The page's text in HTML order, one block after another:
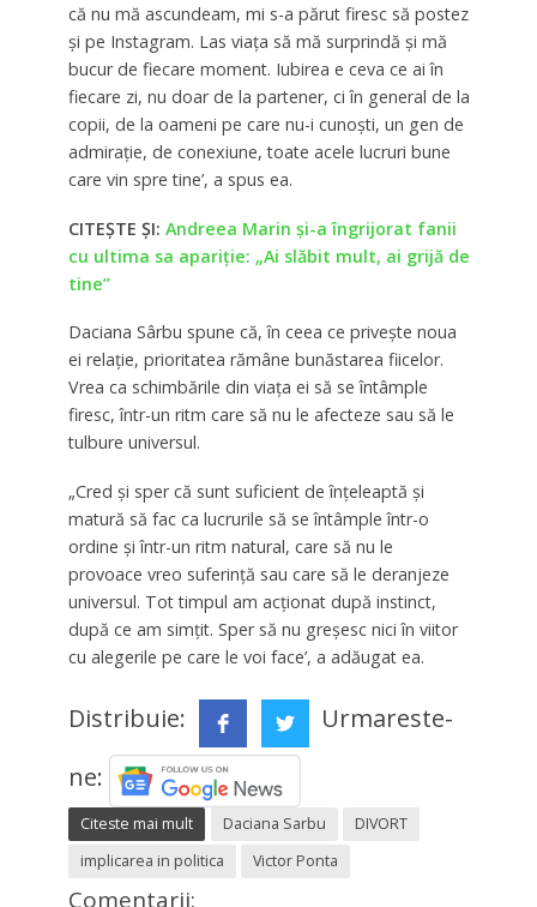
că nu mă ascundeam, mi s-a părut firesc să postez
şi pe Instagram. Las viaţa să mă surprindă şi mă
bucur de fiecare moment. Iubirea e ceva ce ai în
fiecare zi, nu doar de la partener, ci în general de la
copii, de la oameni pe care nu-i cunoşti, un gen de
admiraţie, de conexiune, toate acele lucruri bune
care vin spre tine’, a spus ea.
CITEȘTE ȘI: Andreea Marin și-a îngrijorat fanii
cu ultima sa apariție: „Ai slăbit mult, ai grijă de
tine”
Daciana Sârbu spune că, în ceea ce privește noua
ei relație, prioritatea rămâne bunăstarea fiicelor.
Vrea ca schimbările din viața ei să se întâmple
firesc, într-un ritm care să nu le afecteze sau să le
tulbure universul.
„Cred şi sper că sunt suficient de înţeleaptă şi
matură să fac ca lucrurile să se întâmple într-o
ordine şi într-un ritm natural, care să nu le
provoace vreo suferinţă sau care să le deranjeze
universul. Tot timpul am acţionat după instinct,
după ce am simţit. Sper să nu greşesc nici în viitor
cu alegerile pe care le voi face’, a adăugat ea.
Distribuie:
Urmareste-
ne:
Citeste mai mult Daciana Sarbu
DIVORT
implicarea in politica
Victor Ponta
Comentarii: